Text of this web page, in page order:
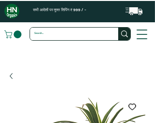
सभी आदेशों पर मुफ्त शिपिंग ₹ 999 / -